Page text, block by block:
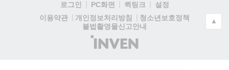
로그인 PC화면 퀵링크
설정
이용약관
개인정보처리방침
청소년보호정책
불법촬영물신고안내
(주)
인
▲